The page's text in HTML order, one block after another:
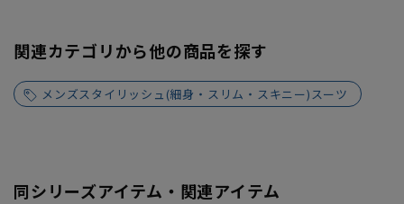
関連カテゴリから他の商品を探す
メンズスタイリッシュ(細身・スリム・スキニー)スーツ
同シリーズアイテム・関連アイテム